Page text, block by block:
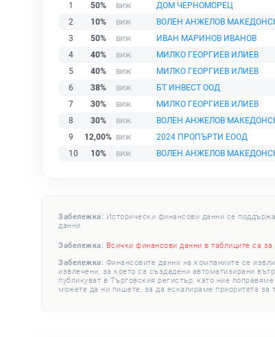
1
50% ДОМ ЧЕРНОМОРЕЦ
2
10% ВОЛЕН АНЖЕЛОВ
3
50% ИВАН МАРИНОВ ИВАНОВ
4
40% МИЛКО ГЕОРГИЕВ ИЛИЕВ
5
40% МИЛКО ГЕОРГИЕВ ИЛИЕВ
6
38% БТ ИНВЕСТ ООД
7
30% МИЛКО ГЕОРГИЕВ ИЛИЕВ
8
30% ВОЛЕН АНЖЕЛОВ
9
12,00% 2024 ПРОПЪРТИ ЕООД
10
10% ВОЛЕН АНЖЕЛОВ
Забележка: Исторически финансови данни се
данни.
Забележка: Всички финансови данни в таблиците са за
Забележка: Финансовите данни на компаниите се
извлечени, за което са създадени автоматизирани
публикуват в Търговския регистър, като ние
можете да ни пишете, за да ескалираме приоритета за